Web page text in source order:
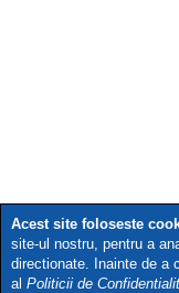
Acest site foloseste
site-ul nostru, pentru a
directionate. Inainte de a
al Politicii de